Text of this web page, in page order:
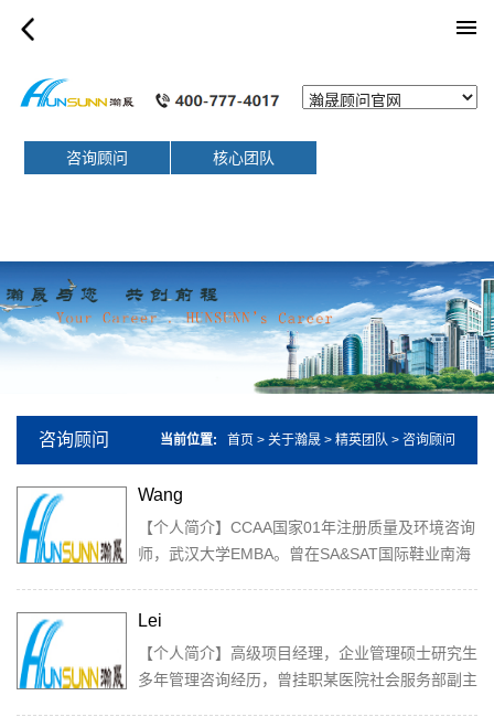
咨询顾问 核心团队
咨询顾问 当前位置: 首页 > 关于瀚晟 > 精英团队 > 咨询顾问
Wang
【个人简介】CCAA国家01年注册质量及环境咨询
师，武汉大学EMBA。曾在SA&SAT国际鞋业南海
Lei
【个人简介】高级项目经理，企业管理硕士研究生
多年管理咨询经历，曾挂职某医院社会服务部副主